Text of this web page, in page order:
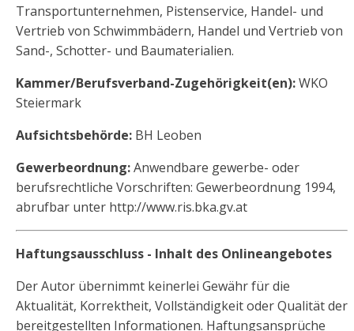
Transportunternehmen, Pistenservice, Handel- und
Vertrieb von Schwimmbädern, Handel und Vertrieb von
Sand-, Schotter- und Baumaterialien.
Kammer/Berufsverband-Zugehörigkeit(en):WKO
Steiermark
Aufsichtsbehörde: BH Leoben
Gewerbeordnung:Anwendbare gewerbe- oder
berufsrechtliche Vorschriften: Gewerbeordnung 1994,
abrufbar unter http://www.ris.bka.gv.at
Haftungsausschluss - Inhalt des Onlineangebotes
Der Autor übernimmt keinerlei Gewähr für die
Aktualität, Korrektheit, Vollständigkeit oder Qualität der
bereitgestellten Informationen. Haftungsansprüche